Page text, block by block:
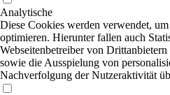
Analytische
Diese Cookies werden verwendet,
optimieren. Hierunter fallen auch
Webseitenbetreiber von
sowie die Ausspielung von
Nachverfolgung der Nutzeraktivität